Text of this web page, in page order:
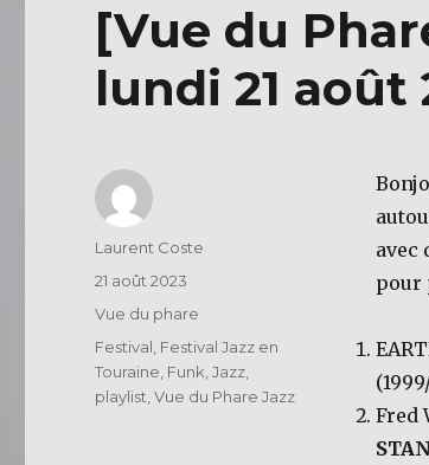
[Vue du
lundi 21 août
avec
pour
Fred
Auteur
Laurent Coste
Publié
21 août 2023
Catégories
Vue du phare
Étiquettes
Festival Festival Jazz en
Touraine Funk ,Jazz
playlist ,Vue du Phare Jazz